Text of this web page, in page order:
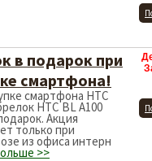
в подарок при
смартфона!
смартфона HTC
HTC BL A100
Акция
только при
из офиса интерн
>>